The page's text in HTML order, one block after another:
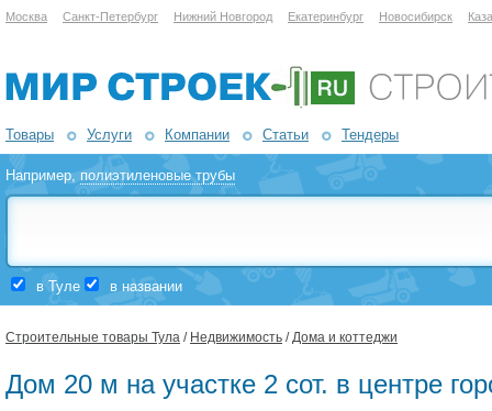
Москва Санкт-Петербург Нижний Новгород Екатеринбург Новосибирск
Товары Услуги Компании Статьи Тендеры
Например,полиэтиленовые трубы
в Туле в названии
Строительные товары Тула / Недвижимость /Дома и коттеджи
Дом 20 м на участке 2 сот. в центре